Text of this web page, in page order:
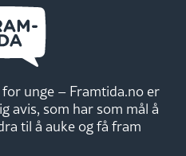
unge – Framtida.no er
avis, som har som mål å
til å auke og få fram